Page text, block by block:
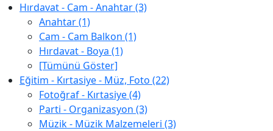
Hırdavat - Cam - Anahtar (3)
Anahtar (1)
Cam - Cam Balkon (1)
Hırdavat - Boya (1)
[Tümünü Göster]
Eğitim - Kırtasiye - Müz, Foto (22)
Fotoğraf - Kırtasiye (4)
Parti - Organizasyon (3)
Müzik - Müzik Malzemeleri (3)